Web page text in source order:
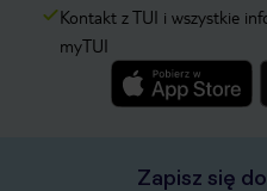
Kontakt z TUI i wszystkie
myTUI
Zapisz się